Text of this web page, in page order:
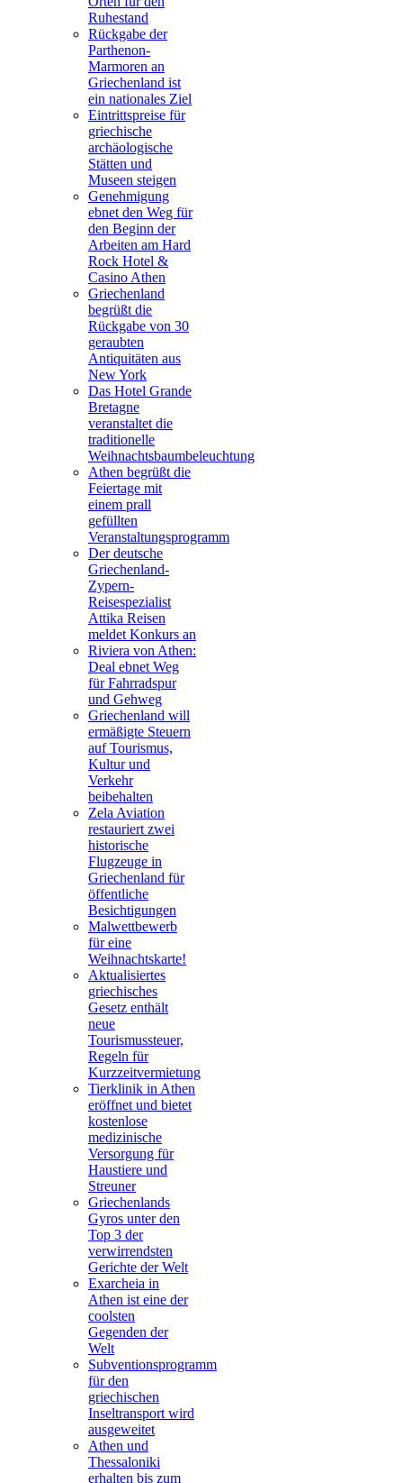
Ruhestand
Rückgabe der
Parthenon-
Marmoren an
Griechenland ist
ein nationales Ziel
Eintrittspreise für
griechische
archäologische
Stätten und
Museen steigen
Genehmigung
ebnet den Weg für
den Beginn der
Arbeiten am Hard
Rock Hotel &
Casino Athen
Griechenland
begrüßt die
Rückgabe von 30
geraubten
Antiquitäten aus
New York
Das Hotel Grande
Bretagne
veranstaltet die
traditionelle
Weihnachtsbaumbeleuchtung
Athen begrüßt die
Feiertage mit
einem prall
gefüllten
Veranstaltungsprogramm
Der deutsche
Griechenland-
Zypern-
Reisespezialist
Attika Reisen
meldet Konkurs an
Riviera von Athen:
Deal ebnet Weg
für Fahrradspur
und Gehweg
Griechenland will
ermäßigte Steuern
auf Tourismus,
Kultur und
Verkehr
beibehalten
Zela Aviation
restauriert zwei
historische
Flugzeuge in
Griechenland für
öffentliche
Besichtigungen
Malwettbewerb
für eine
Weihnachtskarte!
Aktualisiertes
griechisches
Gesetz enthält
neue
Tourismussteuer,
Regeln für
Kurzzeitvermietung
Tierklinik in Athen
eröffnet und bietet
kostenlose
medizinische
Versorgung für
Haustiere und
Streuner
Griechenlands
Gyros unter den
Top 3 der
verwirrendsten
Gerichte der Welt
Exarcheia in
Athen ist eine der
coolsten
Gegenden der
Welt
Subventionsprogramm
für den
griechischen
Inseltransport wird
ausgeweitet
Athen und
Thessaloniki
erhalten bis zum